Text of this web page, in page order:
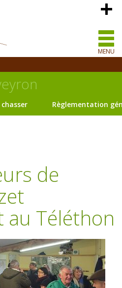
MENU
Règlementation
de
au Téléthon